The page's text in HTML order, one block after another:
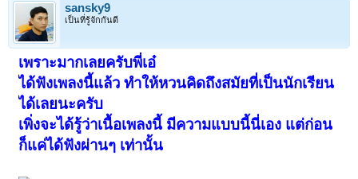
sansky9
เป็นที่รู้จักกันดี
เพราะมากเลยครับพี่เอ๋
ได้ฟังเพลงนี้แล้ว ทำให้หวนคิดถึงสมัยที่เป็นนักเรียน
ได้เลยนะครับ
เพิ่งจะได้รู้ว่าเนื้อเพลงนี้ มีความแบบนี้นี่เอง แต่ก่อน
ก็แค่ได้ฟังผ่านๆ เท่านั้น